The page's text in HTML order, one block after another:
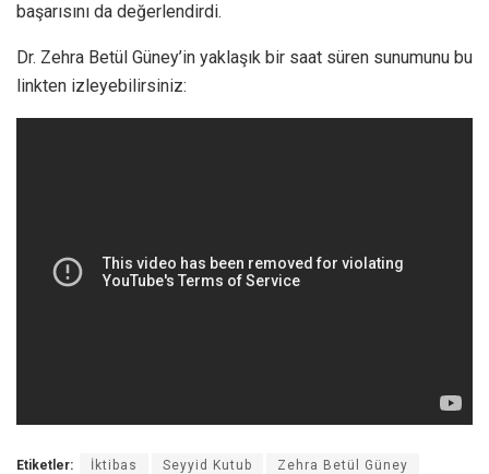
başarısını da değerlendirdi.
Dr. Zehra Betül Güney’in yaklaşık bir saat süren sunumunu bu
linkten izleyebilirsiniz:
Etiketler: İktibas Seyyid Kutub Zehra Betül Güney